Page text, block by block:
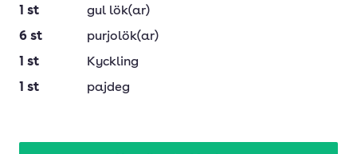
1 st
gul lök(ar)
6 st
purjolök(ar)
1 st
Kyckling
1 st pajdeg